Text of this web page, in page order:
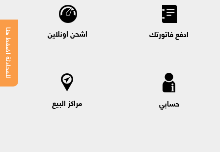
ادفع فاتورتك اشحن اونلاين
حسابي مراكز البيع
للمحادثة اضغط هنا